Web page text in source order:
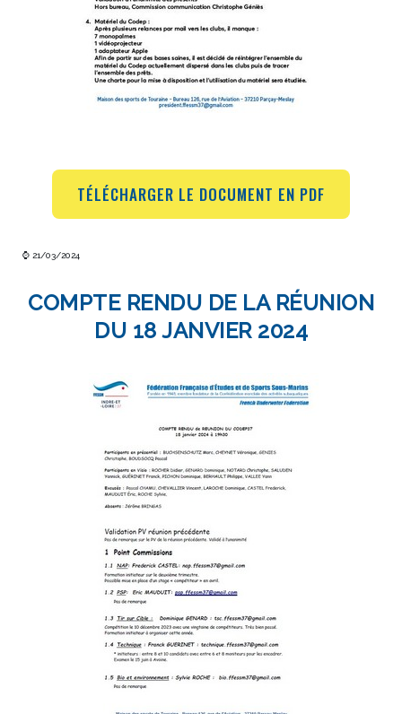
TÉLÉCHARGER LE DOCUMENT EN PDF
⌚ 21/03/2024
COMPTE RENDU DE LA RÉUNION
DU 18 JANVIER 2024